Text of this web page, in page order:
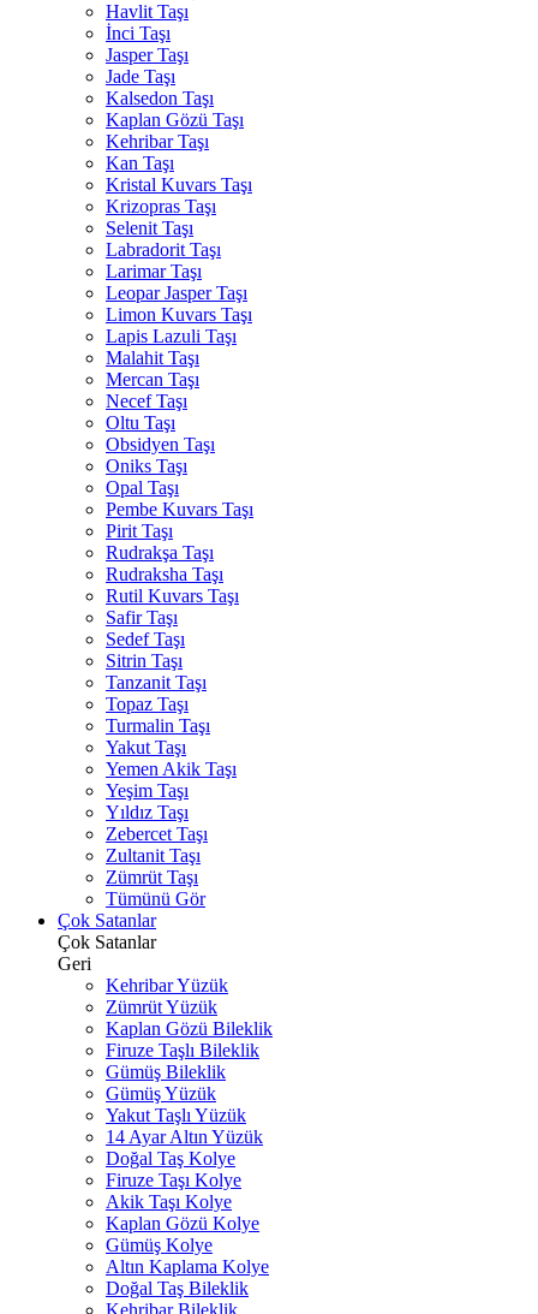
Havlit Taşı
İnci Taşı
Jasper Taşı
Jade Taşı
Kalsedon Taşı
Kaplan Gözü Taşı
Kehribar Taşı
Kan Taşı
Kristal Kuvars Taşı
Krizopras Taşı
Selenit Taşı
Labradorit Taşı
Larimar Taşı
Leopar Jasper Taşı
Limon Kuvars Taşı
Lapis Lazuli Taşı
Malahit Taşı
Mercan Taşı
Necef Taşı
Oltu Taşı
Obsidyen Taşı
Oniks Taşı
Opal Taşı
Pembe Kuvars Taşı
Pirit Taşı
Rudrakşa Taşı
Rudraksha Taşı
Rutil Kuvars Taşı
Safir Taşı
Sedef Taşı
Sitrin Taşı
Tanzanit Taşı
Topaz Taşı
Turmalin Taşı
Yakut Taşı
Yemen Akik Taşı
Yeşim Taşı
Yıldız Taşı
Zebercet Taşı
Zultanit Taşı
Zümrüt Taşı
Tümünü Gör
Çok Satanlar
Çok Satanlar
Geri
Kehribar Yüzük
Zümrüt Yüzük
Kaplan Gözü Bileklik
Firuze Taşlı Bileklik
Gümüş Bileklik
Gümüş Yüzük
Yakut Taşlı Yüzük
14 Ayar Altın Yüzük
Doğal Taş Kolye
Firuze Taşı Kolye
Akik Taşı Kolye
Kaplan Gözü Kolye
Gümüş Kolye
Altın Kaplama Kolye
Doğal Taş Bileklik
Kehribar Bileklik